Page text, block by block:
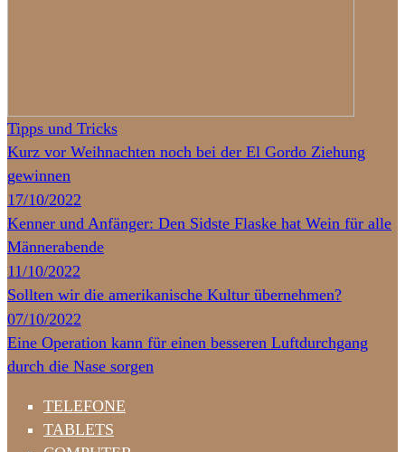
Tipps und Tricks
Kurz vor Weihnachten noch bei der El Gordo Ziehung
gewinnen
17/10/2022
Kenner und Anfänger: Den Sidste Flaske hat Wein für alle
Männerabende
11/10/2022
Sollten wir die amerikanische Kultur übernehmen?
07/10/2022
Eine Operation kann für einen besseren Luftdurchgang
durch die Nase sorgen
TELEFONE
TABLETS